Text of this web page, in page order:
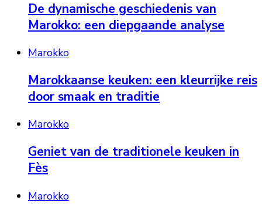
De dynamische geschiedenis van
Marokko: een diepgaande analyse
Marokko
Marokkaanse keuken: een kleurrijke reis
door smaak en traditie
Marokko
Geniet van de traditionele keuken in
Fès
Marokko